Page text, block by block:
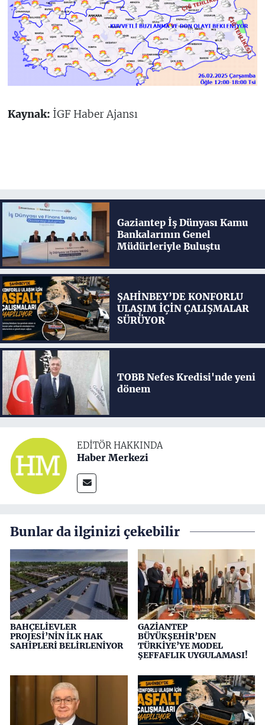
Kaynak: İGF Haber Ajansı
Gaziantep İş Dünyası Kamu
Bankalarının Genel
Müdürleriyle Buluştu
ŞAHİNBEY’DE KONFORLU
ULAŞIM İÇİN ÇALIŞMALAR
SÜRÜYOR
TOBB Nefes Kredisi'nde yeni
dönem
EDITÖR HAKKINDA
Haber Merkezi
Bunlar da ilginizi çekebilir
BAHÇELİEVLER
PROJESİ’NİN İLK HAK
SAHİPLERİ BELİRLENİYOR
GAZİANTEP
BÜYÜKŞEHİR’DEN
TÜRKİYE’YE MODEL
ŞEFFAFLIK UYGULAMASI!